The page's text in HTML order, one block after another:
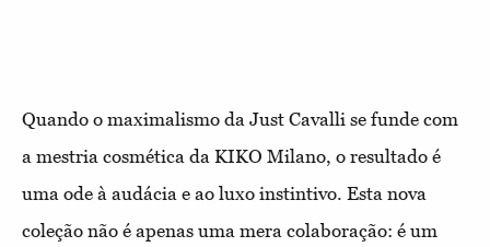
Quando o maximalismo da Just Cavalli se funde com
a mestria cosmética da KIKO Milano, o resultado é
uma ode à audácia e ao luxo instintivo. Esta nova
coleção não é apenas uma mera colaboração: é um